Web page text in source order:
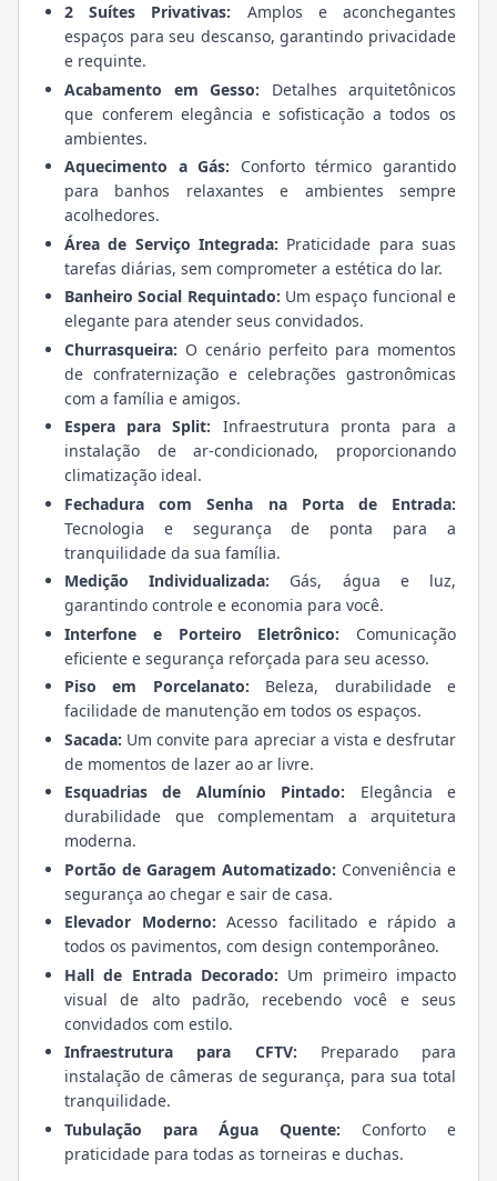
2 Suítes Privativas: Amplos e aconchegantes
espaços para seu descanso, garantindo privacidade
e requinte.
Acabamento em Gesso: Detalhes arquitetônicos
que conferem elegância e sofisticação a todos os
ambientes.
Aquecimento a Gás: Conforto térmico garantido
para banhos relaxantes e ambientes sempre
acolhedores.
Área de Serviço Integrada: Praticidade para suas
tarefas diárias, sem comprometer a estética do lar.
Banheiro Social Requintado: Um espaço funcional e
elegante para atender seus convidados.
Churrasqueira: O cenário perfeito para momentos
de confraternização e celebrações gastronômicas
com a família e amigos.
Espera para Split: Infraestrutura pronta para a
instalação de ar-condicionado, proporcionando
climatização ideal.
Fechadura com Senha na Porta de Entrada:
Tecnologia e segurança de ponta para a
tranquilidade da sua família.
Medição Individualizada: Gás, água e luz,
garantindo controle e economia para você.
Interfone e Porteiro Eletrônico: Comunicação
eficiente e segurança reforçada para seu acesso.
Piso em Porcelanato: Beleza, durabilidade e
facilidade de manutenção em todos os espaços.
Sacada: Um convite para apreciar a vista e desfrutar
de momentos de lazer ao ar livre.
Esquadrias de Alumínio Pintado: Elegância e
durabilidade que complementam a arquitetura
moderna.
Portão de Garagem Automatizado: Conveniência e
segurança ao chegar e sair de casa.
Elevador Moderno: Acesso facilitado e rápido a
todos os pavimentos, com design contemporâneo.
Hall de Entrada Decorado: Um primeiro impacto
visual de alto padrão, recebendo você e seus
convidados com estilo.
Infraestrutura para CFTV: Preparado para
instalação de câmeras de segurança, para sua total
tranquilidade.
Tubulação para Água Quente: Conforto e
praticidade para todas as torneiras e duchas.